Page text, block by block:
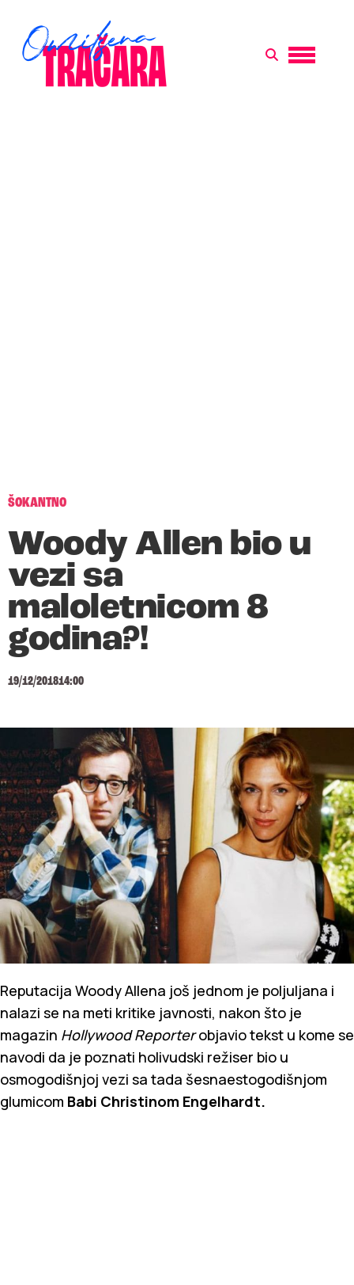
ŠOKANTNO
Woody Allen bio u
vezi sa
maloletnicom 8
godina?!
19/12/201814:00
Reputacija Woody Allena još jednom je poljuljana i
nalazi se na meti kritike javnosti, nakon što je
magazin Hollywood Reporterobjavio tekst u kome se
navodi da je poznati holivudski režiser bio u
osmogodišnjoj vezi sa tada šesnaestogodišnjom
glumicom Babi Christinom Engelhardt.